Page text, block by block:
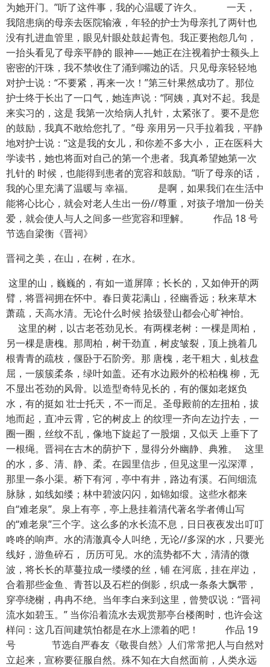
为她开门。”听了这件事，我的心温暖了许久。 一天，
我陪患病的母亲去医院输液，年轻的护士为母亲扎了两针也
没有扎进血管里，眼见针眼处鼓起青包。我正要抱怨几句，
一抬头看见了母亲平静的 眼神——她正在注视着护士额头上
密密的汗珠，我不禁收住了涌到嘴边的话。只见母亲轻轻地
对护士说：“不要紧，再来一次！”第三针果然成功了。那位
护士终于长出了一口气，她连声说：“阿姨，真对不起。我是
来实习的，这是 我第一次给病人扎针，太紧张了。要不是您
的鼓励，我真不敢给您扎了。”母 亲用另一只手拉着我，平静
地对护士说：“这是我的女儿，和你差不多大小， 正在医科大
学读书，她也将面对自己的第一个患者。我真希望她第一次
扎针的 时候，也能得到患者的宽容和鼓励。”听了母亲的话，
我的心里充满了温暖与 幸福。 是啊，如果我们在生活中
能将心比心，就会对老人生出一份//尊重，对孩子增加一份关
爱，就会使人与人之间多一些宽容和理解。 作品 18 号
节选自梁衡《晋祠》
晋祠之美，在山，在树，在水。
这里的山，巍巍的，有如一道屏障；长长的，又如伸开的两
臂，将晋祠拥在怀中。春日黄花满山，径幽香远；秋来草木
萧疏，天高水清。无论什么时候 拾级登山都会心旷神怡。
这里的树，以古老苍劲见长。有两棵老树：一棵是周柏，
另一棵是唐槐。那周柏，树干劲直，树皮皱裂，顶上挑着几
根青青的疏枝，偃卧于石阶旁。那 唐槐，老干粗大，虬枝盘
屈，一簇簇柔条，绿叶如盖。还有水边殿外的松柏槐 柳，无
不显出苍劲的风骨。以造型奇特见长的，有的偃如老妪负
水，有的挺如 壮士托天，不一而足。圣母殿前的左扭柏，拔
地而起，直冲云霄，它的树皮上 的纹理一齐向左边拧去，一
圈一圈，丝纹不乱，像地下旋起了一股烟，又似天 上垂下了
一根绳。晋祠在古木的荫护下，显得分外幽静、典雅。 这里
的水，多、清、静、柔。在园里信步，但见这里一泓深潭，
那里一条小渠。桥下有河，亭中有井，路边有溪。石间细流
脉脉，如线如缕；林中碧波闪闪，如锦如缎。这些水都来
自“难老泉”。泉上有亭，亭上悬挂着清代著名学者傅山写
的“难老泉”三个字。这么多的水长流不息，日日夜夜发出叮叮
咚咚的响声。水的清澈真令人叫绝，无论//多深的水，只要光
线好，游鱼碎石， 历历可见。水的流势都不大，清清的微
波，将长长的草蔓拉成一缕缕的丝，铺 在河底，挂在岸边，
合着那些金鱼、青苔以及石栏的倒影，织成一条条大飘带，
穿亭绕榭，冉冉不绝。当年李白来到这里，曾赞叹说：“晋祠
流水如碧玉。” 当你沿着流水去观赏那亭台楼阁时，也许会这
样问：这几百间建筑怕都是在水上漂着的吧！ 作品 19
号 节选自严春友《敬畏自然》人们常常把人与自然对
立起来，宣称要征服自然。殊不知在大自然面前，人类永远